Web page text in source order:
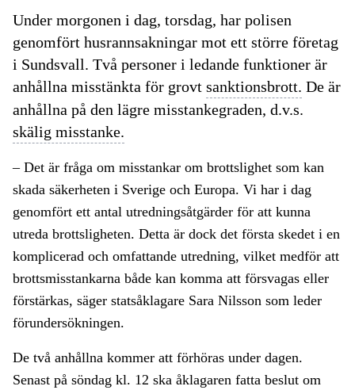
Under morgonen i dag, torsdag, har polisen
genomfört husrannsakningar mot ett större företag
i Sundsvall. Två personer i ledande funktioner är
anhållna misstänkta för grovt sanktionsbrott. De är
anhållna på den lägre misstankegraden, d.v.s.
skälig misstanke.
– Det är fråga om misstankar om brottslighet som kan
skada säkerheten i Sverige och Europa. Vi har i dag
genomfört ett antal utredningsåtgärder för att kunna
utreda brottsligheten. Detta är dock det första skedet i en
komplicerad och omfattande utredning, vilket medför att
brottsmisstankarna både kan komma att försvagas eller
förstärkas, säger statsåklagare Sara Nilsson som leder
förundersökningen.
De två anhållna kommer att förhöras under dagen.
Senast på söndag kl. 12 ska åklagaren fatta beslut om